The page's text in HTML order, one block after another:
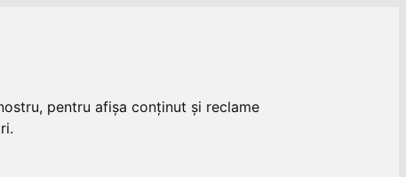
pentru afișa conținut și reclame